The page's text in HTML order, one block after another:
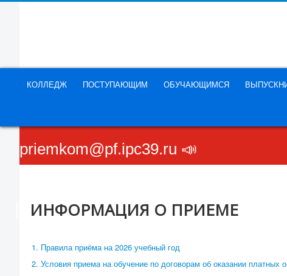
КОЛЛЕДЖ ПОСТУПАЮЩИМ ОБУЧАЮЩИМСЯ
📣 Внимание! 🔥Горячая линия🔥
priemkom@pf.ipc39.ru 📣
ИНФОРМАЦИЯ О ПРИЕМЕ
1. Правила приёма на 2026 учебный год
2. Условия приема на обучение по договорам об оказании платных